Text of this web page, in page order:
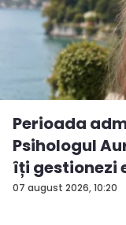
07 august 2026, 10:20
Perioada
Psihologul
îți gestionezi
rezu...